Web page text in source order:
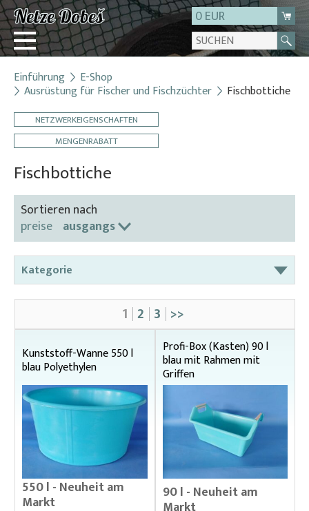
0 EUR
Login
Registrierung
Über uns
Kontakt
Einführung E-Shop
Ausrüstung für Fischer und Fischzüchter Fischbottiche
NETZWERKEIGENSCHAFTEN
MENGENRABATT
Fischbottiche
Sortieren nach
preise ausgangs
Kategorie
Abdecknetze für Fischbehälter, Teiche und Käfigzucht
Brutsortierer
Einhängenetze – Decknetze für Einhängenetze
Einhängenetze – Schwimmender Aufzuchtkäfig
Einhängenetze aus Uhelon – Hälterungsnetz
Einhängenetze aus Uhelon – Schwimmendes
Hälterungsnetz
Einhängenetze im Kastenformat
1 2 3 >>
Kunststoff-Wanne 550 l
blau Polyethylen
550 l - Neuheit am
Markt
Profi-Box (Kasten) 90 l
blau mit Rahmen mit
Griffen
90 l - Neuheit am